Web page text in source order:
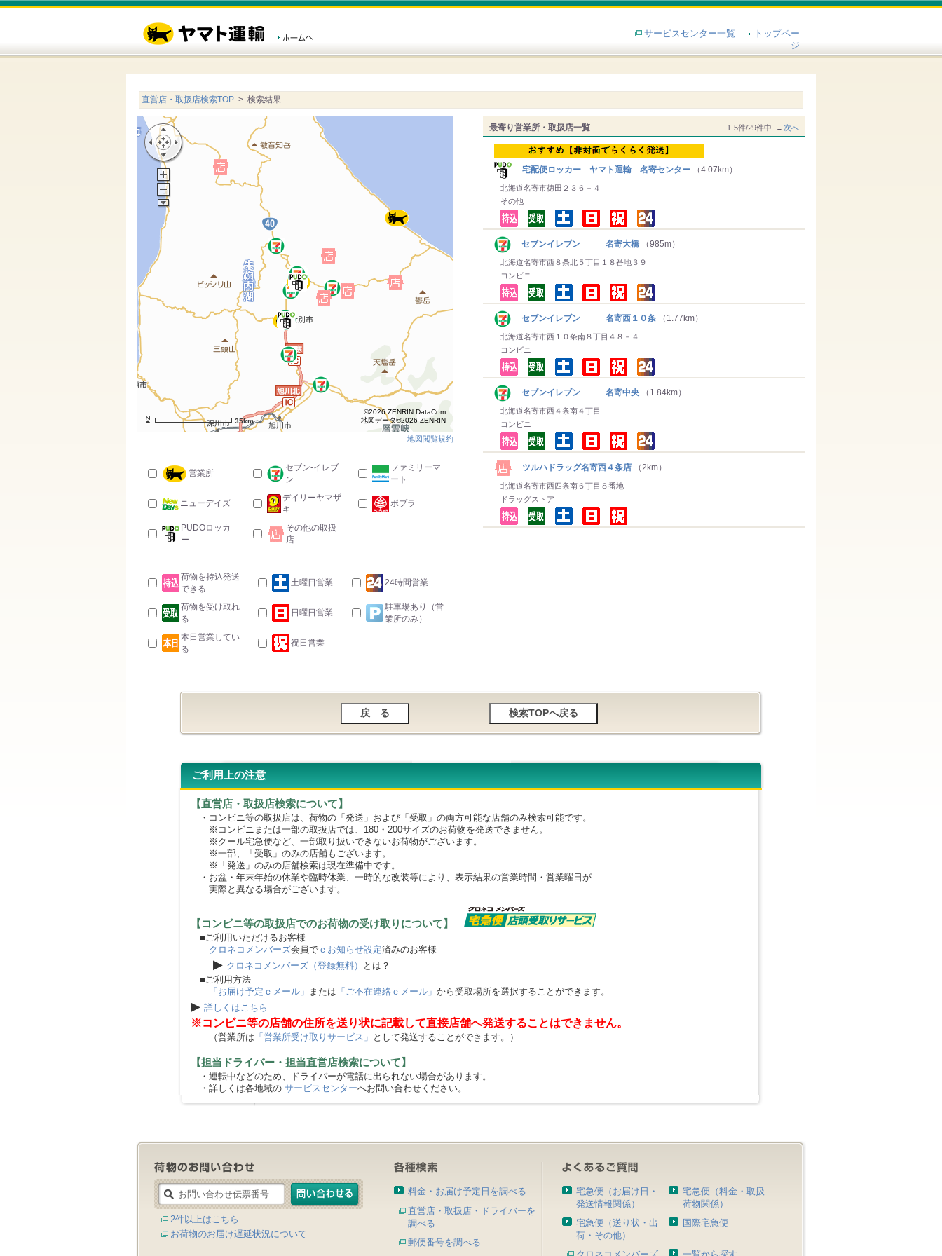
サービスセンター一覧
トップペー
ジ
直営店・取扱店検索TOP > 検索結果
最寄り営業所・取扱店一覧 1-5件/29件中 →次へ
宅配便ロッカー ヤマト運輸 名寄センター （4.07km）
北海道名寄市徳田２３６－４
その他
セブンイレブン 名寄大橋 （985m）
北海道名寄市西８条北５丁目１８番地３９
コンビニ
セブンイレブン 名寄西１０条 （1.77km）
北海道名寄市西１０条南８丁目４８－４
コンビニ
セブンイレブン 名寄中央 （1.84km）
北海道名寄市西４条南４丁目
コンビニ
ツルハドラッグ名寄西４条店 （2km）
北海道名寄市西四条南６丁目８番地
ドラッグストア
35km
©2026 ZENRIN DataCom
地図データ©2026 ZENRIN
地図閲覧規約
営業所
セブン-イレブ
ン
ファミリーマ
ート
ニューデイズ
デイリーヤマザ
キ
ポプラ
PUDOロッカ
ー
その他の取扱
店
荷物を持込発送
できる
土曜日営業 24時間営業
荷物を受け取れ
る
日曜日営業
駐車場あり（営
業所のみ）
本日営業してい
る
祝日営業
ご利用上の注意
【直営店・取扱店検索について】
・コンビニ等の取扱店は、荷物の「発送」および「受取」の両方可能な店舗のみ検索可能です。
※コンビニまたは一部の取扱店では、180・200サイズのお荷物を発送できません。
※クール宅急便など、一部取り扱いできないお荷物がございます。
※一部、「受取」のみの店舗もございます。
※「発送」のみの店舗検索は現在準備中です。
・お盆・年末年始の休業や臨時休業、一時的な改装等により、表示結果の営業時間・営業曜日が
実際と異なる場合がございます。
【コンビニ等の取扱店でのお荷物の受け取りについて】
■ご利用いただけるお客様
クロネコメンバーズ会員で ｅお知らせ設定済みのお客様
▶ クロネコメンバーズ（登録無料）
とは？
■ご利用方法
「お届け予定ｅメール」 または 「ご不在連絡ｅメール」 から受取場所を選択することができます。
▶ 詳しくはこちら
※コンビニ等の店舗の住所を送り状に記載して直接店舗へ発送することはできません。
（営業所は 「営業所受け取りサービス」 として発送することができます。）
【担当ドライバー・担当直営店検索について】
・運転中などのため、ドライバーが電話に出られない場合があります。
・詳しくは各地域の サービスセンターへお問い合わせください。
2件以上はこちら
お荷物のお届け遅延状況について
料金・お届け予定日を調べる
直営店・取扱店・ドライバーを
調べる
郵便番号を調べる
宅急便（お届け日・
発送情報関係）
宅急便（料金・取扱
荷物関係）
宅急便（送り状・出
荷・その他）
国際宅急便